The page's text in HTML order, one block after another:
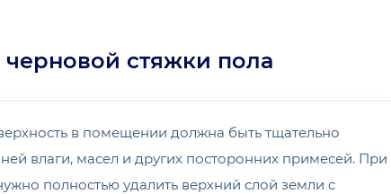
черновой стяжки пола
в помещении должна быть тщательно
влаги, масел и других посторонних примесей. При
полностью удалить верхний слой земли с